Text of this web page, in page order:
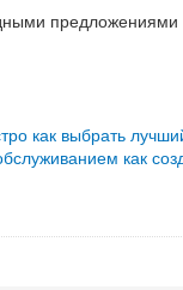
как выбрать
как